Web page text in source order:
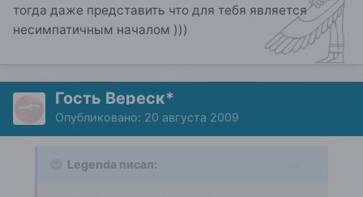
тогда даже представить что для тебя является
несимпатичным началом )))
Гость Вереск*
Опубликовано: 20 августа 2009
Legenda писал: